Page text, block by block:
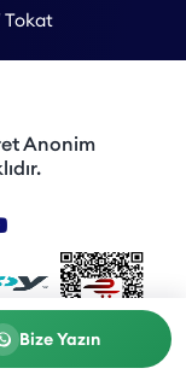
Tokat
Anonim
Bize Yazın